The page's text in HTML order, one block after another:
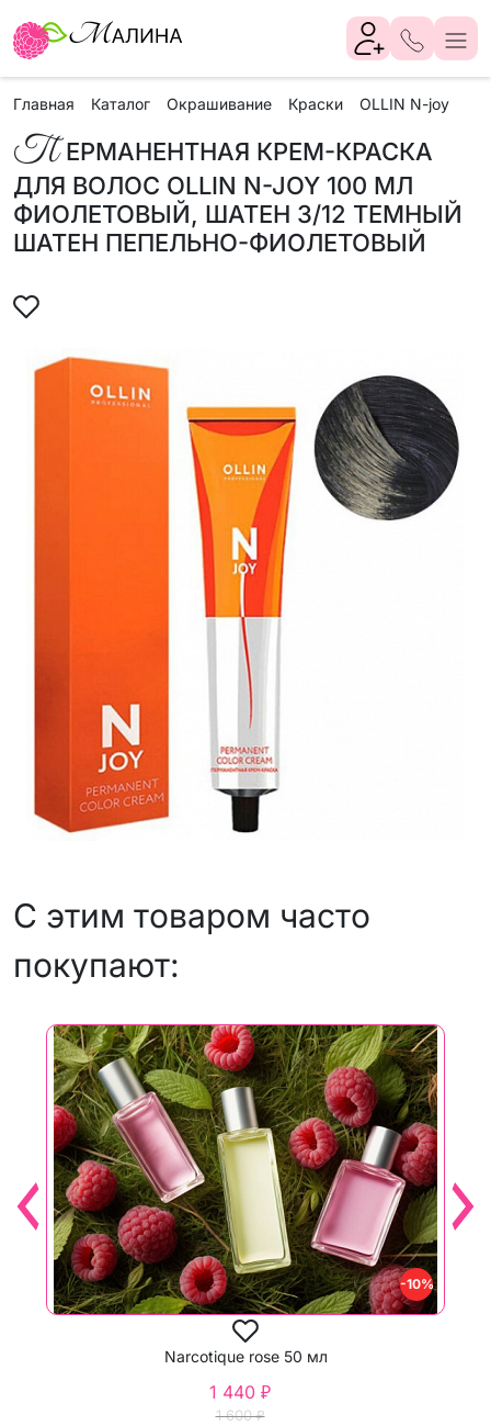
Главная Каталог Окрашивание Краски OLLIN N-joy
П ЕРМАНЕНТНАЯ КРЕМ-КРАСКА
ДЛЯ ВОЛОС OLLIN N-JOY 100 МЛ
ФИОЛЕТОВЫЙ, ШАТЕН 3/12 ТЕМНЫЙ
ШАТЕН ПЕПЕЛЬНО-ФИОЛЕТОВЫЙ
С этим товаром часто
покупают:
-10%
Narcotique rose 50 мл
1 600 ₽
1 440 ₽